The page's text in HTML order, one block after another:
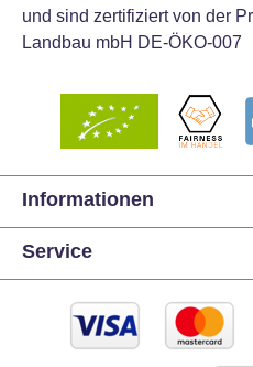
und sind zertifiziert von der
Landbau mbH DE-ÖKO-007
Informationen
Service